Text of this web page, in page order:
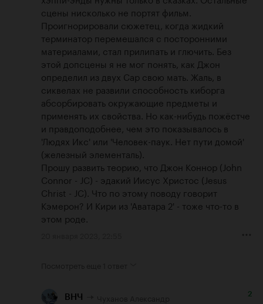
сцены нисколько не портят фильм.
Проигнорировали сюжетец, когда жидкий
терминатор перемешался с посторонними
материалами, стал прилипать и глючить. Без
этой допсцены я не мог понять, как Джон
определил из двух Сар свою мать. Жаль, в
сиквелах не развили способность киборга
абсорбировать окружающие предметы и
применять их свойства. Но как-нибудь пожёстче
и правдоподобнее, чем это показывалось в
'Людях Икс' или 'Человек-паук. Нет пути домой'
(железный элементаль).
Прошу развить теорию, что Джон Коннор (John
Connor - JC) - эдакий Иисус Христос (Jesus
Christ - JC). Что по этому поводу говорит
Кэмерон? И Кири из 'Аватара 2' - тоже что-то в
этом роде.
ВНЧ 2